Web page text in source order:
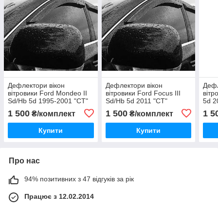
Дефлектори вікон
вітровики Ford Mondeo II
Sd/Hb 5d 1995-2001 "CT"
1 500 ₴/комплект
Купити
Дефлектори вікон
вітровики Ford Focus III
Sd/Hb 5d 2011 "CT"
1 500₴/комплект
Купити
5d
1
Про нас
94% позитивних з 47 відгуків за рік
Працює з 12.02.2014